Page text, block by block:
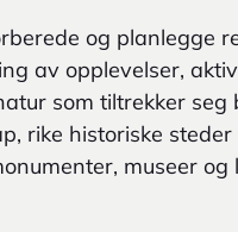
og planlegge
av opplevelser,
som tiltrekker
rike historiske
museer